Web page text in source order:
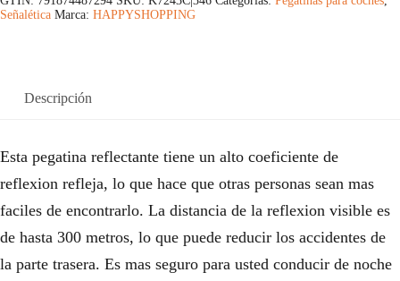
Señalética Marca: HAPPYSHOPPING
Descripción
Esta pegatina reflectante tiene un alto coeficiente de
reflexion refleja, lo que hace que otras personas sean mas
faciles de encontrarlo. La distancia de la reflexion visible es
de hasta 300 metros, lo que puede reducir los accidentes de
la parte trasera. Es mas seguro para usted conducir de noche